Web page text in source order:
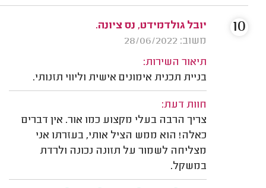
יובל גולדמידט, נס ציונה.
משוב: 28/06/2022
תיאור השירות:
בניית תכנית אימונים אישית וליווי תזנותי.
חוות דעת:
צריך הרבה בעלי מקצוע כמו אור. אין דברים
כאלה! הוא ממש הציל אותי, בעזרתו אני
מצליחה לשמור על תזונה נכונה ולרדת
במשקל.
10